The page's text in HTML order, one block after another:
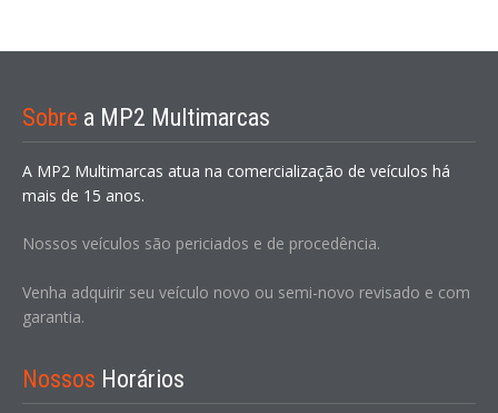
Sobre a MP2 Multimarcas
A MP2 Multimarcas atua na comercialização de veículos há
mais de 15 anos.
Nossos veículos são periciados e de procedência.
Venha adquirir seu veículo novo ou semi-novo revisado e com
garantia.
Nossos Horários